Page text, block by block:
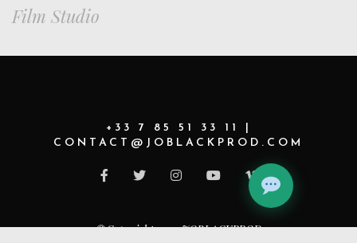
Film Studio
+33 7 85 51 33 11 |
CONTACT@JOBLACKPROD.COM
©Copyright 2021 JOBLACKPROD